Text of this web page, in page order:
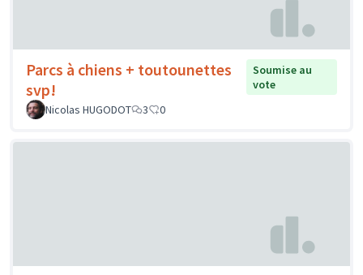
Parcs à chiens + toutounettes
svp!
Soumise au
vote
Nicolas HUGODOT
3 0